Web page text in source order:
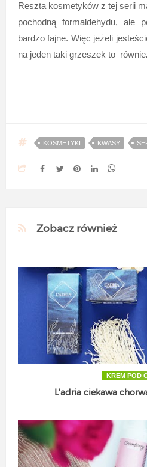
Reszta kosmetyków z tej serii
pochodną formaldehydu, ale
bardzo fajne. Więc jeżeli
na jeden taki grzeszek to
KOSMETYKI KWASY
Zobacz również
KREM POD
L'adria ciekawa